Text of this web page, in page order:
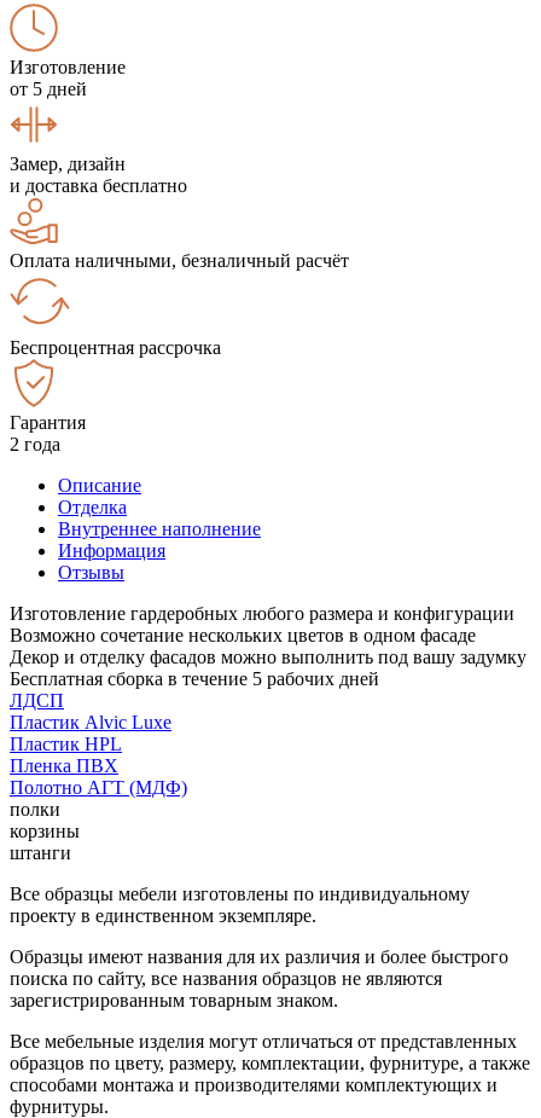
Изготовление
от 5 дней
Замер, дизайн
и доставка бесплатно
Оплата наличными, безналичный расчёт
Беспроцентная рассрочка
Гарантия
2 года
Описание
Отделка
Внутреннее наполнение
Информация
Отзывы
Изготовление гардеробных любого размера и конфигурации
Возможно сочетание нескольких цветов в одном фасаде
Декор и отделку фасадов можно выполнить под вашу задумку
Бесплатная сборка в течение 5 рабочих дней
ЛДСП
Пластик Alvic Luxe
Пластик HPL
Пленка ПВХ
Полотно АГТ (МДФ)
полки
корзины
штанги
Все образцы мебели изготовлены по индивидуальному
проекту в единственном экземпляре.
Образцы имеют названия для их различия и более быстрого
поиска по сайту, все названия образцов не являются
зарегистрированным товарным знаком.
Все мебельные изделия могут отличаться от представленных
образцов по цвету, размеру, комплектации, фурнитуре, а также
способами монтажа и производителями комплектующих и
фурнитуры.